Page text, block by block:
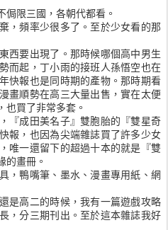
限三國，各朝代都看。
，頻率少很多了。至於少女看的那
西要出現了。那時候哪個高中男生
而起，丁小雨的接班人孫悟空也在
快報也是同時期的產物。那時期看
畫順勢在高三大量出售，實在太便
也買了非常多套。
『成田美名子』雙胞胎的『雙星奇
報，也因為尖端雜誌買了許多少女
唯一還留下的超過十本的就是『雙
的畫冊。
，鴨嘴筆、墨水、漫畫專用紙、網
是高二的時候，我有一篇遊戲攻略
，分三期刊出。至於這本雜誌我好